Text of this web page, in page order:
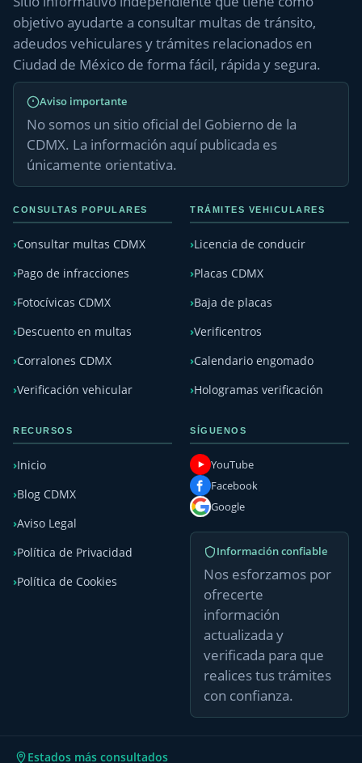
objetivo ayudarte a consultar multas de tránsito,
adeudos vehiculares y trámites relacionados en
Ciudad de México de forma fácil, rápida y segura.
Aviso importante
No somos un sitio oficial del Gobierno de la
CDMX. La información aquí publicada es
únicamente orientativa.
CONSULTAS POPULARES
Consultar multas CDMX
Pago de infracciones
Fotocívicas CDMX
Descuento en multas
Corralones CDMX
Verificación vehicular
TRÁMITES VEHICULARES
Licencia de conducir
Placas CDMX
Baja de placas
Verificentros
Calendario engomado
Hologramas verificación
RECURSOS
Inicio
Blog CDMX
Aviso Legal
Política de Privacidad
Política de Cookies
SÍGUENOS
YouTube
Facebook
Google
Información confiable
Nos esforzamos por
ofrecerte
información
actualizada y
verificada para que
realices tus trámites
con confianza.
Estados más consultados